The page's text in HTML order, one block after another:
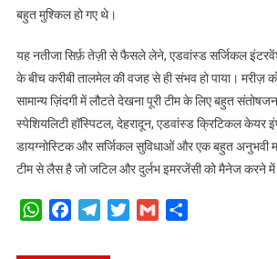
बहुत मुश्किल हो गए थे।
यह नतीजा सिर्फ़ तेज़ी से फैसले लेने, एडवांस्ड सर्जिकल
के बीच करीबी तालमेल की वजह से ही संभव हो पाया। मरीज़
सामान्य ज़िंदगी में लौटते देखना पूरी टीम के लिए बहुत
स्पेशियलिटी हॉस्पिटल, देहरादून, एडवांस्ड क्रिटिकल केयर
डायग्नोस्टिक और सर्जिकल सुविधाओं और एक बहुत अनुभवी
टीम से लैस है जो जटिल और दुर्लभ इमरजेंसी को मैनेज करने में
WhatsAppFacebookTelegramTwitterGmail